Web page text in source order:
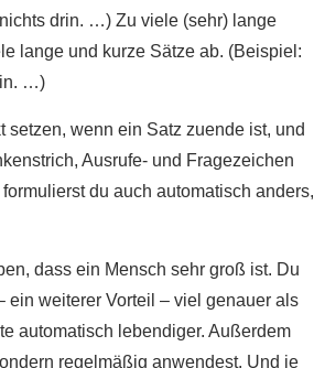
drin. …) Zu viele (sehr) lange
lange und kurze Sätze ab. (Beispiel:
…)
wenn ein Satz zuende ist, und
Ausrufe- und Fragezeichen
du auch automatisch anders,
dass ein Mensch sehr groß ist. Du
ein weiterer Vorteil – viel genauer als
automatisch lebendiger. Außerdem
regelmäßig anwendest. Und je